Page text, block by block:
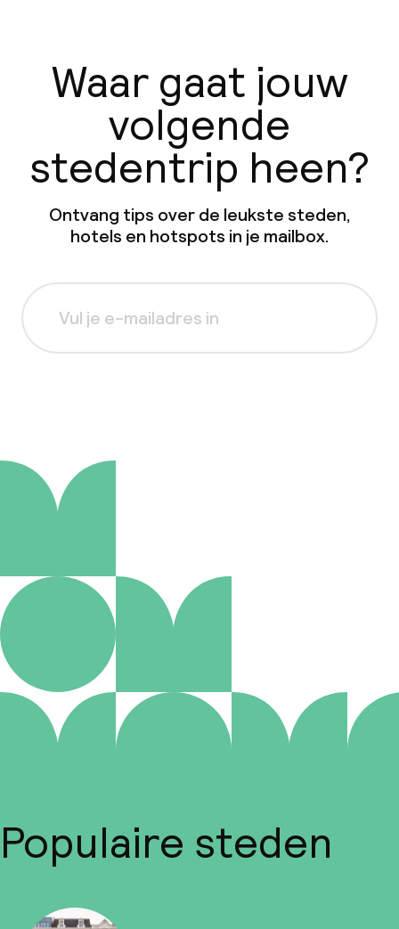
Waar gaat jouw
volgende
stedentrip heen?
Ontvang tips over de leukste steden,
hotels en hotspots in je mailbox.
Populaire steden